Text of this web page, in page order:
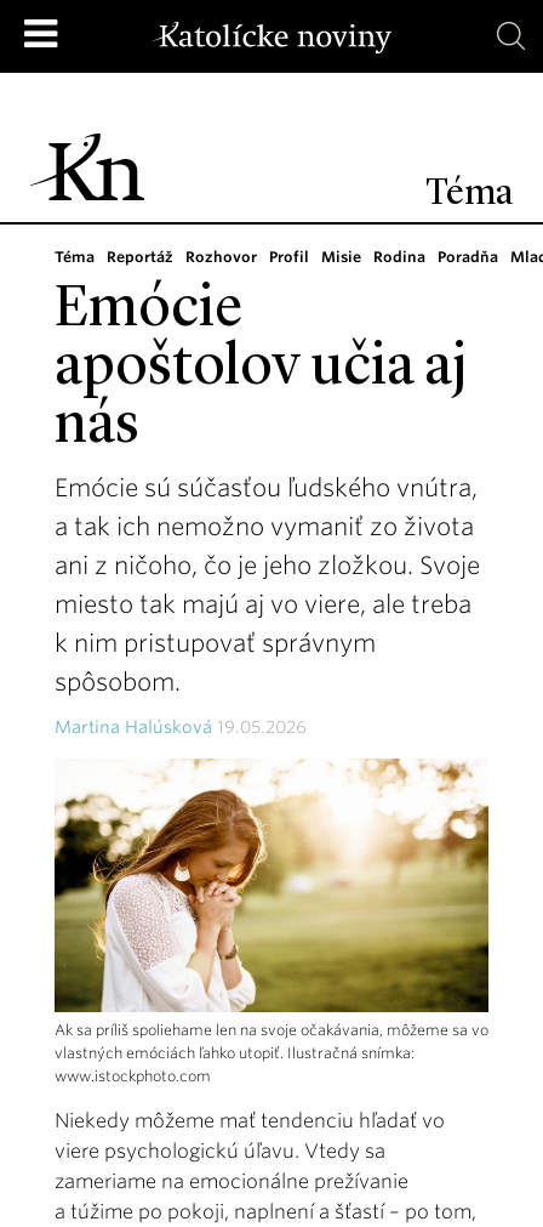
Téma
Téma Reportáž Rozhovor Profil Misie Rodina Poradňa
Emócie
apoštolov učia aj
nás
Emócie sú súčasťou ľudského vnútra,
a tak ich nemožno vymaniť zo života
ani z ničoho, čo je jeho zložkou. Svoje
miesto tak majú aj vo viere, ale treba
k nim pristupovať správnym
spôsobom.
Martina Halúsková 19.05.2026
Ak sa príliš spoliehame len na svoje očakávania, môžeme sa vo
vlastných emóciách ľahko utopiť. Ilustračná snímka:
www.istockphoto.com
Niekedy môžeme mať tendenciu hľadať vo
viere psychologickú úľavu. Vtedy sa
zameriame na emocionálne prežívanie
a túžime po pokoji, naplnení a šťastí – po tom,